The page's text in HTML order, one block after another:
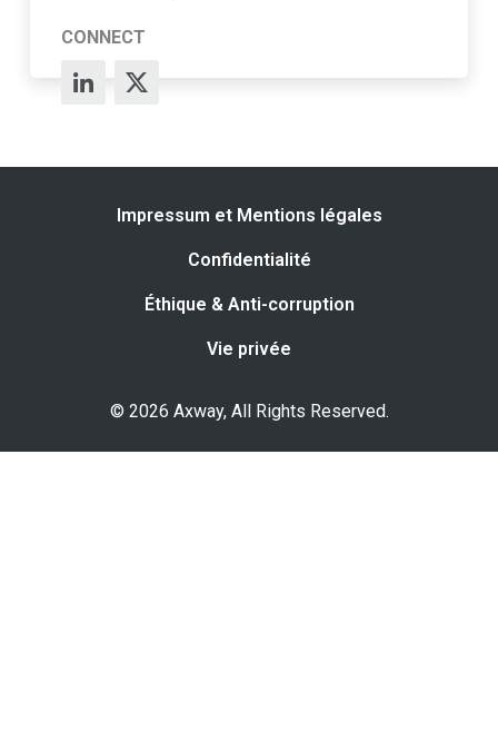
CONNECT
Impressum et Mentions légales
Confidentialité
Éthique & Anti-corruption
Vie privée
© 2026 Axway, All Rights Reserved.